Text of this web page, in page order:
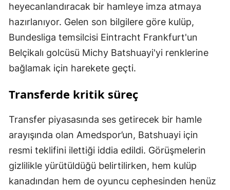
heyecanlandıracak bir hamleye imza atmaya
hazırlanıyor. Gelen son bilgilere göre kulüp,
Bundesliga temsilcisi Eintracht Frankfurt'un
Belçikalı golcüsü Michy Batshuayi'yi renklerine
bağlamak için harekete geçti.
Transferde kritik süreç
Transfer piyasasında ses getirecek bir hamle
arayışında olan Amedspor’un, Batshuayi için
resmi teklifini ilettiği iddia edildi. Görüşmelerin
gizlilikle yürütüldüğü belirtilirken, hem kulüp
kanadından hem de oyuncu cephesinden henüz